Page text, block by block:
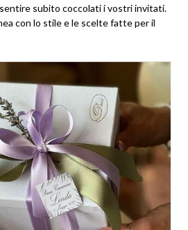
subito coccolati i vostri invitati.
con lo stile e le scelte fatte per il